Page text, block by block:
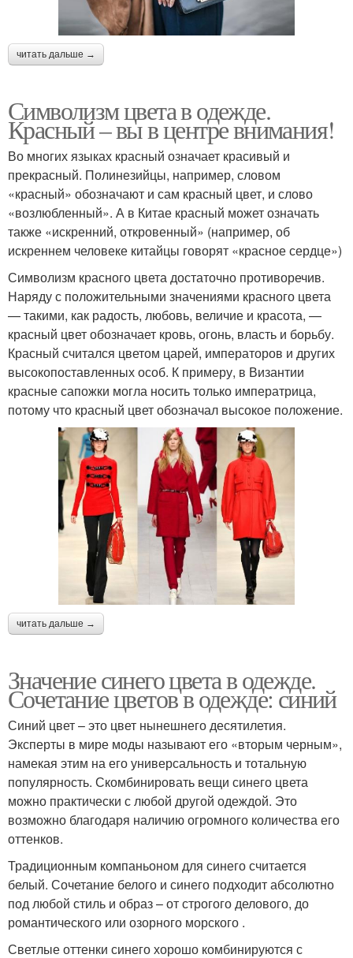
читать дальше →
Символизм цвета в одежде.
Красный – вы в центре внимания!
Во многих языках красный означает красивый и
прекрасный. Полинезийцы, например, словом
«красный» обозначают и сам красный цвет, и слово
«возлюбленный». А в Китае красный может означать
также «искренний, откровенный» (например, об
искреннем человеке китайцы говорят «красное сердце»)
Символизм красного цвета достаточно противоречив.
Наряду с положительными значениями красного цвета
— такими, как радость, любовь, величие и красота, —
красный цвет обозначает кровь, огонь, власть и борьбу.
Красный считался цветом царей, императоров и других
высокопоставленных особ. К примеру, в Византии
красные сапожки могла носить только императрица,
потому что красный цвет обозначал высокое положение.
читать дальше →
Значение синего цвета в одежде.
Сочетание цветов в одежде: синий
Синий цвет – это цвет нынешнего десятилетия.
Эксперты в мире моды называют его «вторым черным»,
намекая этим на его универсальность и тотальную
популярность. Скомбинировать вещи синего цвета
можно практически с любой другой одеждой. Это
возможно благодаря наличию огромного количества его
оттенков.
Традиционным компаньоном для синего считается
белый. Сочетание белого и синего подходит абсолютно
под любой стиль и образ – от строгого делового, до
романтического или озорного морского .
Светлые оттенки синего хорошо комбинируются с